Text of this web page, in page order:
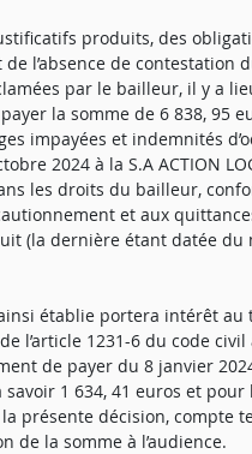
produits, des
l’absence de contestation
par le bailleur, il y a
la somme de 6 838, 95
impayées et indemnités
2024 à la S.A ACTION
les droits du bailleur,
et aux
(la dernière étant datée du
établie portera intérêt au
l’article 1231-6 du code
de payer du 8 janvier
savoir 1 634, 41 euros et
présente décision, compte
de la somme à l’audience.